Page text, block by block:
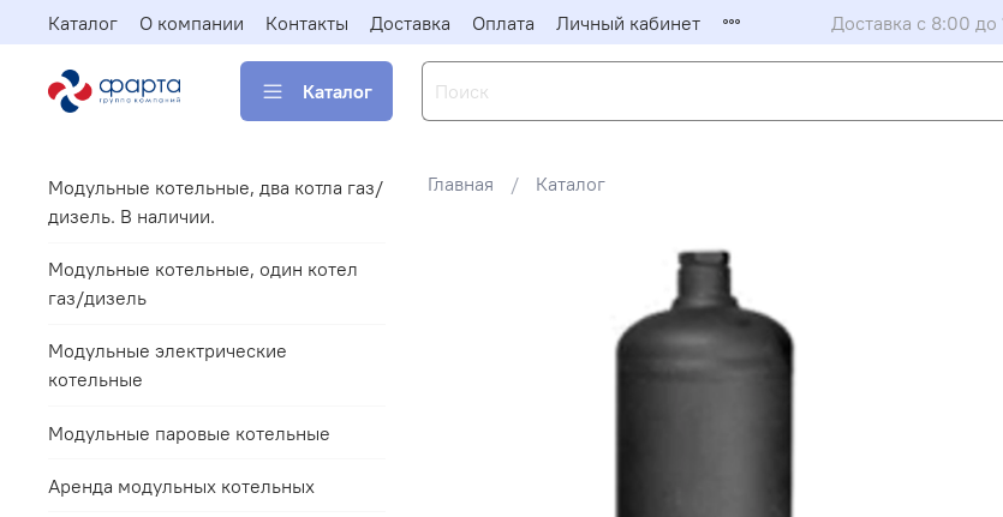
Каталог О компании Контакты Доставка Оплата Личный кабинет Доставка с 8:00 до
Каталог
Главная Каталог
Модульные котельные, два котла газ/
дизель. В наличии.
Модульные котельные, один котел
газ/дизель
Модульные электрические
котельные
Модульные паровые котельные
Аренда модульных котельных